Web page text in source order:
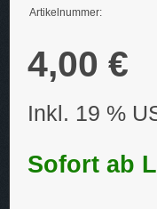
Artikelnummer:
4,00 €
Inkl. 19 %
Sofort ab